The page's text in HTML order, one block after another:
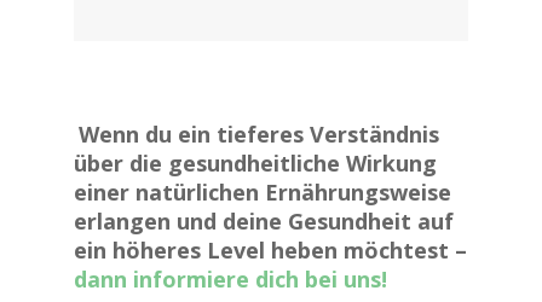
Wenn du ein tieferes Verständnis
über die gesundheitliche Wirkung
einer natürlichen Ernährungsweise
erlangen und deine Gesundheit auf
ein höheres Level heben möchtest –
dann informiere dich bei uns!